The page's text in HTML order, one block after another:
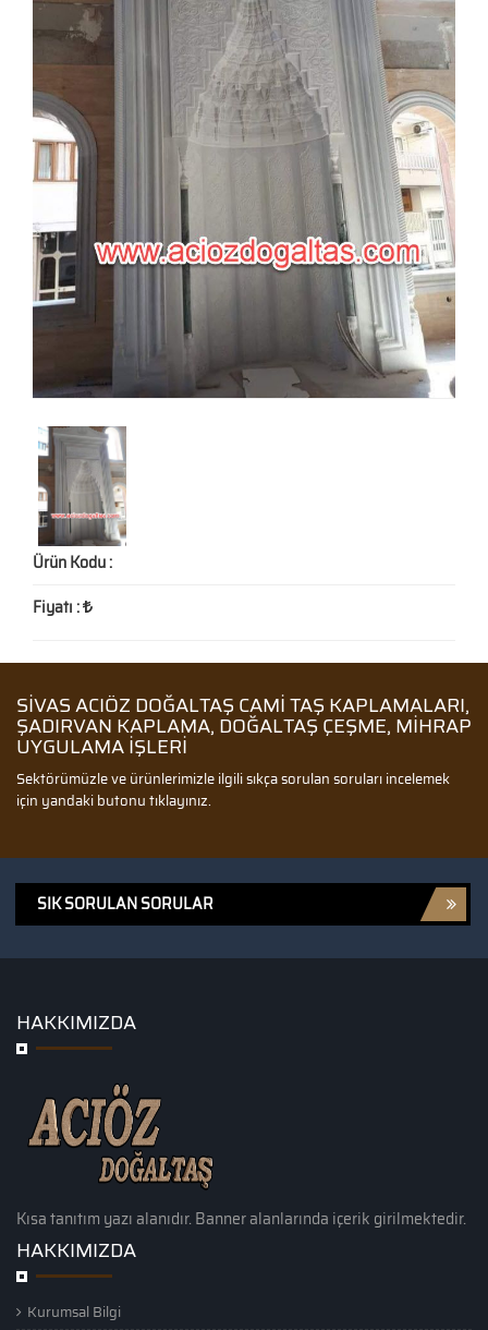
Ürün Kodu :
Fiyatı :
SIVAS ACIÖZ DOĞALTAŞ CAMI TAŞ KAPLAMALARI,
ŞADIRVAN KAPLAMA, DOĞALTAŞ ÇEŞME, MIHRAP
UYGULAMA IŞLERI
Sektörümüzle ve ürünlerimizle ilgili sıkça sorulan soruları incelemek
için yandaki butonu tıklayınız.
SIK SORULAN SORULAR
HAKKIMIZDA
Kısa tanıtım yazı alanıdır. Banner alanlarında içerik girilmektedir.
HAKKIMIZDA
Kurumsal Bilgi